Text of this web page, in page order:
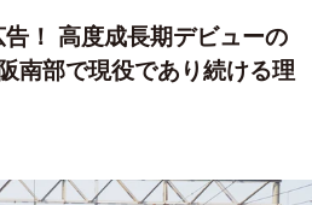
！ 高度成長期デビューの
南部で現役であり続ける理